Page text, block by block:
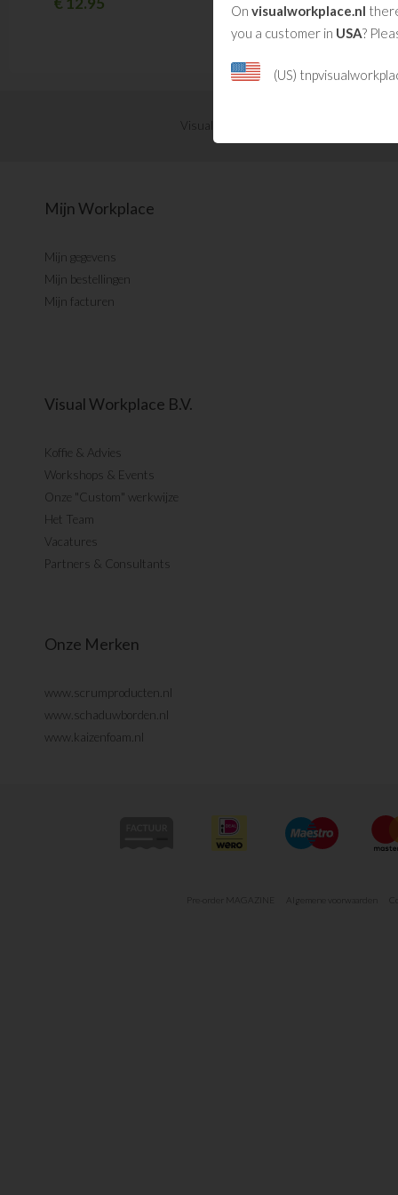
Visual Management updates ontvangen?
Mijn Workplace
Mijn gegevens
Mijn bestellingen
Mijn facturen
Visual Workplace B.V.
Koffie & Advies
Workshops & Events
Onze "Custom" werkwijze
Het Team
Vacatures
Partners & Consultants
Onze Merken
www.scrumproducten.nl
www.schaduwborden.nl
www.kaizenfoam.nl
Pre-order MAGAZINE Algemene voorwaarden
On visualworkplace.nl
you a customer in USA?
(US)